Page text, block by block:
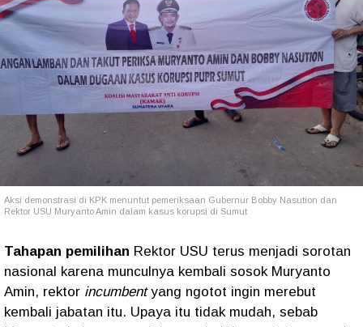
Aksi demonstrasi di KPK menuntut pemeriksaan Gubernur Bobby Nasution dan
Rektor USU Muryanto Amin dalam kasus korupsi di Sumut
Tahapan pemilihan Rektor USU terus menjadi sorotan
nasional karena munculnya kembali sosok Muryanto
Amin, rektor incumbentyang ngotot ingin merebut
kembali jabatan itu. Upaya itu tidak mudah, sebab